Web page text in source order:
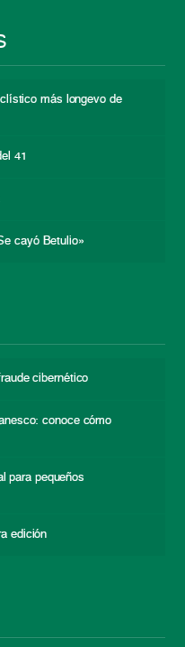
más longevo de
41
cayó Betulio»
cibernético
conoce cómo
para pequeños
edición